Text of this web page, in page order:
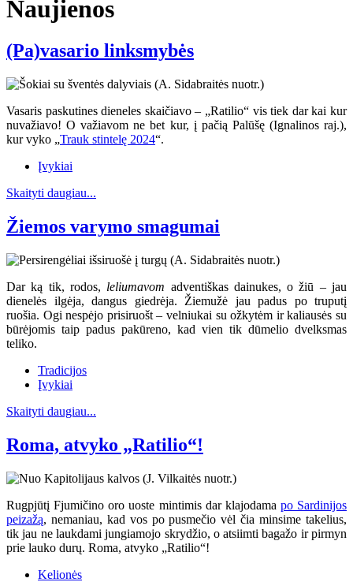
Naujienos
(Pa)vasario linksmybės
Vasaris paskutines dieneles skaičiavo – „Ratilio“ vis tiek dar kai kur
nuvažiavo! O važiavom ne bet kur, į pačią Palūšę (Ignalinos raj.),
kur vyko „Trauk stintelę 2024“.
Įvykiai
Skaityti daugiau...
Žiemos varymo smagumai
Dar ką tik, rodos, leliumavom adventiškas dainukes, o žiū – jau
dienelės ilgėja, dangus giedrėja. Žiemužė jau padus po truputį
ruošia. Ogi nespėjo prisiruošt – velniukai su ožkytėm ir kaliausės su
būrėjomis taip padus pakūreno, kad vien tik dūmelio dvelksmas
teliko.
Tradicijos
Įvykiai
Skaityti daugiau...
Roma, atvyko „Ratilio“!
Rugpjūtį Fjumičino oro uoste mintimis dar klajodama po Sardinijos
peizažą, nemaniau, kad vos po pusmečio vėl čia minsime takelius,
tik jau ne laukdami jungiamojo skrydžio, o atsiimti bagažo ir pirmyn
prie lauko durų. Roma, atvyko „Ratilio“!
Kelionės